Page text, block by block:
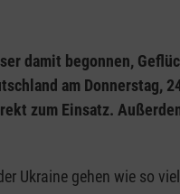
damit begonnen,
am Donnerstag,
zum Einsatz.
Ukraine gehen wie so